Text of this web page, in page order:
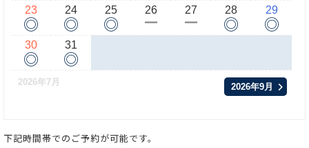
23
◎
24
◎
25
◎
26
ー
27
ー
28
◎
29
◎
30
◎
31
◎
2026年7月 2026年9月
下記時間帯でのご予約が可能です。